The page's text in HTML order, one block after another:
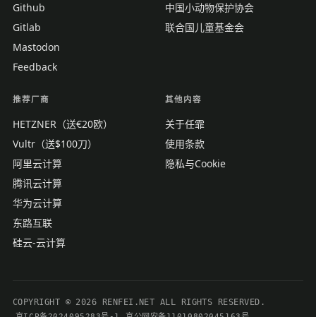
Github
Gitlab
Mastodon
Feedback
中国小动物保护协会
联合国儿童基金会
推荐厂商
HETZNER（送€20欧）
Vultr（送$100刀）
阿里云计算
腾讯云计算
华为云计算
东路互联
硅云-云计算
其他内容
关于任霏
使用条款
隐私与Cookie
COPYRIGHT © 2026 RENFEI.NET ALL RIGHTS RESERVED.